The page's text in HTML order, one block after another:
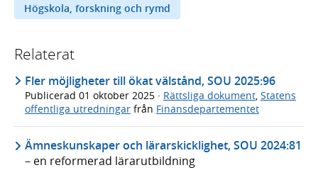
Högskola, forskning och rymd
Relaterat
Fler möjligheter till ökat välstånd, SOU 2025:96
Publicerad 01 oktober 2025 · Rättsliga dokument Statens
offentliga utredningar från Finansdepartementet
Ämneskunskaper och lärarskicklighet, SOU 2024:81
– en reformerad lärarutbildning